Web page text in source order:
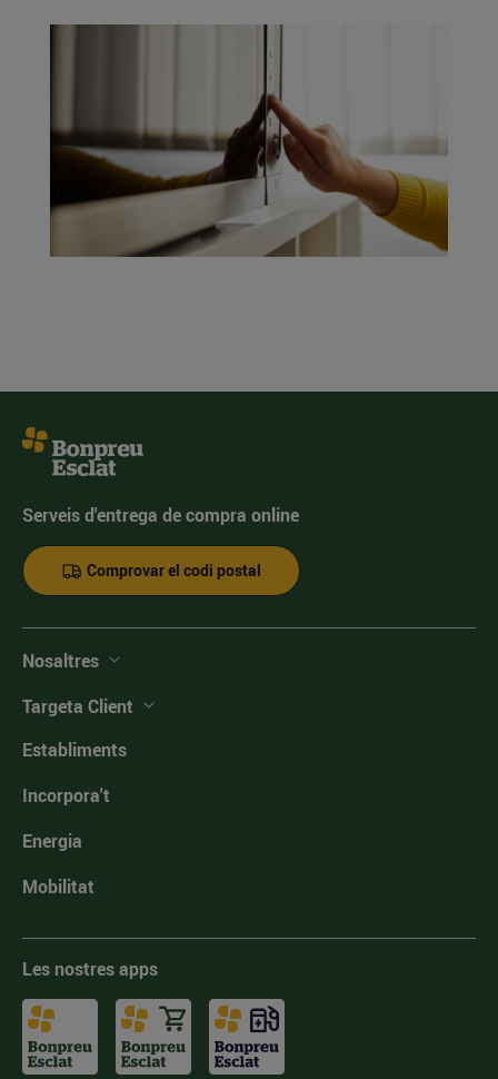
Serveis d'entrega de compra online
Comprovar el codi postal
Nosaltres
Targeta Client
Establiments
Incorpora't
Energia
Mobilitat
Les nostres apps